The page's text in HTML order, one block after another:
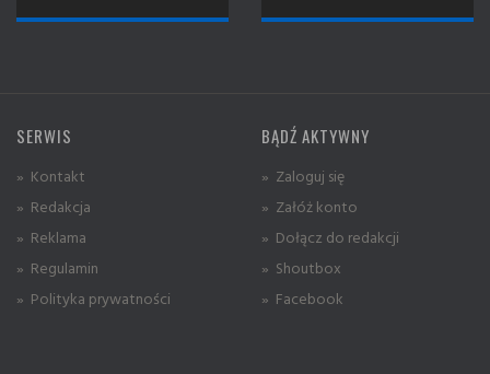
SERWIS
» Kontakt
» Redakcja
» Reklama
» Regulamin
» Polityka prywatności
BĄDŹ AKTYWNY
» Zaloguj się
» Załóż konto
» Dołącz do redakcji
» Shoutbox
» Facebook